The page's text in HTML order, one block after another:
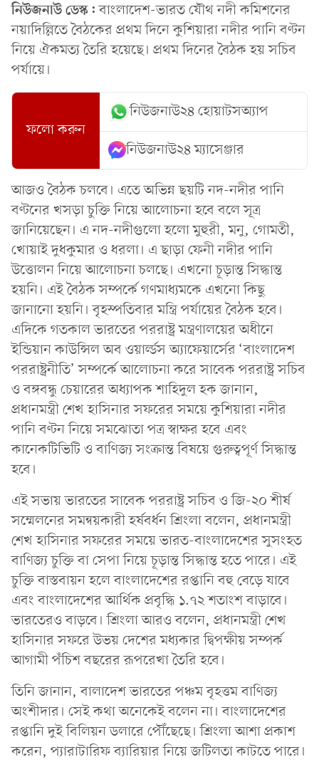
নিউজনাউ ডেস্ক:বাংলাদেশ-ভারত যৌথ নদী কমিশনের
নয়াদিল্লিতে বৈঠকের প্রথম দিনে কুশিয়ারা নদীর পানি বণ্টন
নিয়ে ঐকমত্য তৈরি হয়েছে। প্রথম দিনের বৈঠক হয় সচিব
পর্যায়ে।
ফলো করুন
নিউজনাউ২৪ হোয়াটসঅ্যাপ
নিউজনাউ২৪ ম্যাসেঞ্জার
আজও বৈঠক চলবে। এতে অভিন্ন ছয়টি নদ-নদীর পানি
বণ্টনের খসড়া চুক্তি নিয়ে আলোচনা হবে বলে সূত্র
জানিয়েছেন। এ নদ-নদীগুলো হলো মুহুরী, মনু, গোমতী,
খোয়াই দুধকুমার ও ধরলা। এ ছাড়া ফেনী নদীর পানি
উত্তোলন নিয়ে আলোচনা চলছে। এখনো চূড়ান্ত সিদ্ধান্ত
হয়নি। এই বৈঠক সম্পর্কে গণমাধ্যমকে এখনো কিছু
জানানো হয়নি। বৃহস্পতিবার মন্ত্রি পর্যায়ের বৈঠক হবে।
এদিকে গতকাল ভারতের পররাষ্ট্র মন্ত্রণালয়ের অধীনে
ইন্ডিয়ান কাউন্সিল অব ওয়ার্ল্ডস অ্যাফেয়ার্সের ‘বাংলাদেশ
পররাষ্ট্রনীতি’ সম্পর্কে আলোচনা করে সাবেক পররাষ্ট্র সচিব
ও বঙ্গবন্ধু চেয়ারের অধ্যাপক শাহিদুল হক জানান,
প্রধানমন্ত্রী শেখ হাসিনার সফরের সময়ে কুশিয়ারা নদীর
পানি বণ্টন নিয়ে সমঝোতা পত্র স্বাক্ষর হবে এবং
কানেকটিভিটি ও বাণিজ্য সংক্রান্ত বিষয়ে গুরুত্বপূর্ণ সিদ্ধান্ত
হবে।
এই সভায় ভারতের সাবেক পররাষ্ট্র সচিব ও জি-২০ শীর্ষ
সম্মেলনের সমন্বয়কারী হর্ষবর্ধন শ্রিংলা বলেন, প্রধানমন্ত্রী
শেখ হাসিনার সফরের সময়ে ভারত-বাংলাদেশের সুসংহত
বাণিজ্য চুক্তি বা সেপা নিয়ে চূড়ান্ত সিদ্ধান্ত হতে পারে। এই
চুক্তি বাস্তবায়ন হলে বাংলাদেশের রপ্তানি বহু বেড়ে যাবে
এবং বাংলাদেশের আর্থিক প্রবৃদ্ধি ১.৭২ শতাংশ বাড়াবে।
ভারতেরও বাড়বে। শ্রিংলা আরও বলেন, প্রধানমন্ত্রী শেখ
হাসিনার সফরে উভয় দেশের মধ্যকার দ্বিপক্ষীয় সম্পর্ক
আগামী পঁচিশ বছরের রূপরেখা তৈরি হবে।
তিনি জানান, বালাদেশ ভারতের পঞ্চম বৃহত্তম বাণিজ্য
অংশীদার। সেই কথা অনেকেই বলেন না। বাংলাদেশের
রপ্তানি দুই বিলিয়ন ডলারে পৌঁছেছে। শ্রিংলা আশা প্রকাশ
করেন, প্যারাটারিফ ব্যারিয়ার নিয়ে জটিলতা কাটতে পারে।